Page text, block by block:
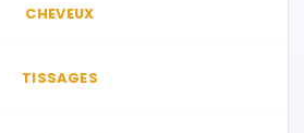
CHEVEUX
TISSAGES